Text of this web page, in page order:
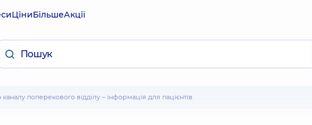
ЦіниБільшеАкції
каналу поперекового відділу – інформація для пацієнтів